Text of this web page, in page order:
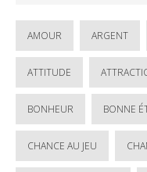
AMOUR ARGENT
ATTITUDE
BONHEUR BONNE
CHANCE AU JEU